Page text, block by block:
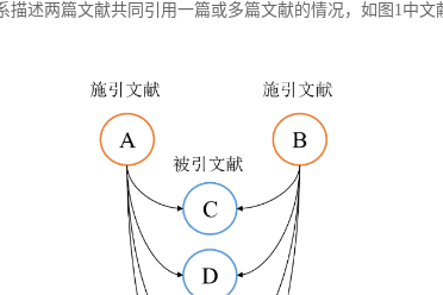
述两篇文献共同引用一篇或多篇文献的情况，如图1中文